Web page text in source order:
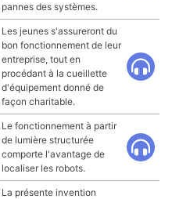
pannes des systèmes.
Les jeunes s'assureront du
bon fonctionnement de leur
entreprise, tout en
procédant à la cueillette
d'équipement donné de
façon charitable.
Le fonctionnement à partir
de lumière structurée
comporte l'avantage de
localiser les robots.
La présente invention